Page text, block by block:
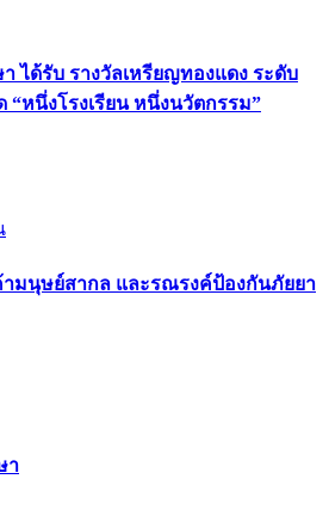
ได้รับ รางวัลเหรียญทองแดง ระดับ
หนึ่งโรงเรียน หนึ่งนวัตกรรม”
มนุษย์สากล และรณรงค์ป้องกันภัยยา
า